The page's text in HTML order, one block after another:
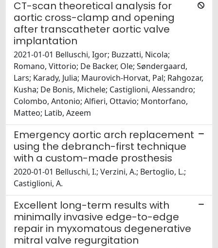
CT-scan theoretical analysis for
aortic cross-clamp and opening
after transcatheter aortic valve
implantation
2021-01-01 Belluschi, Igor; Buzzatti, Nicola;
Romano, Vittorio; De Backer, Ole; Søndergaard,
Lars; Karady, Julia; Maurovich-Horvat, Pal; Rahgozar,
Kusha; De Bonis, Michele; Castiglioni, Alessandro;
Colombo, Antonio; Alfieri, Ottavio; Montorfano,
Matteo; Latib, Azeem
Emergency aortic arch replacement
using the debranch-first technique
with a custom-made prosthesis
2020-01-01 Belluschi, I.; Verzini, A.; Bertoglio, L.;
Castiglioni, A.
Excellent long-term results with
minimally invasive edge-to-edge
repair in myxomatous degenerative
mitral valve regurgitation